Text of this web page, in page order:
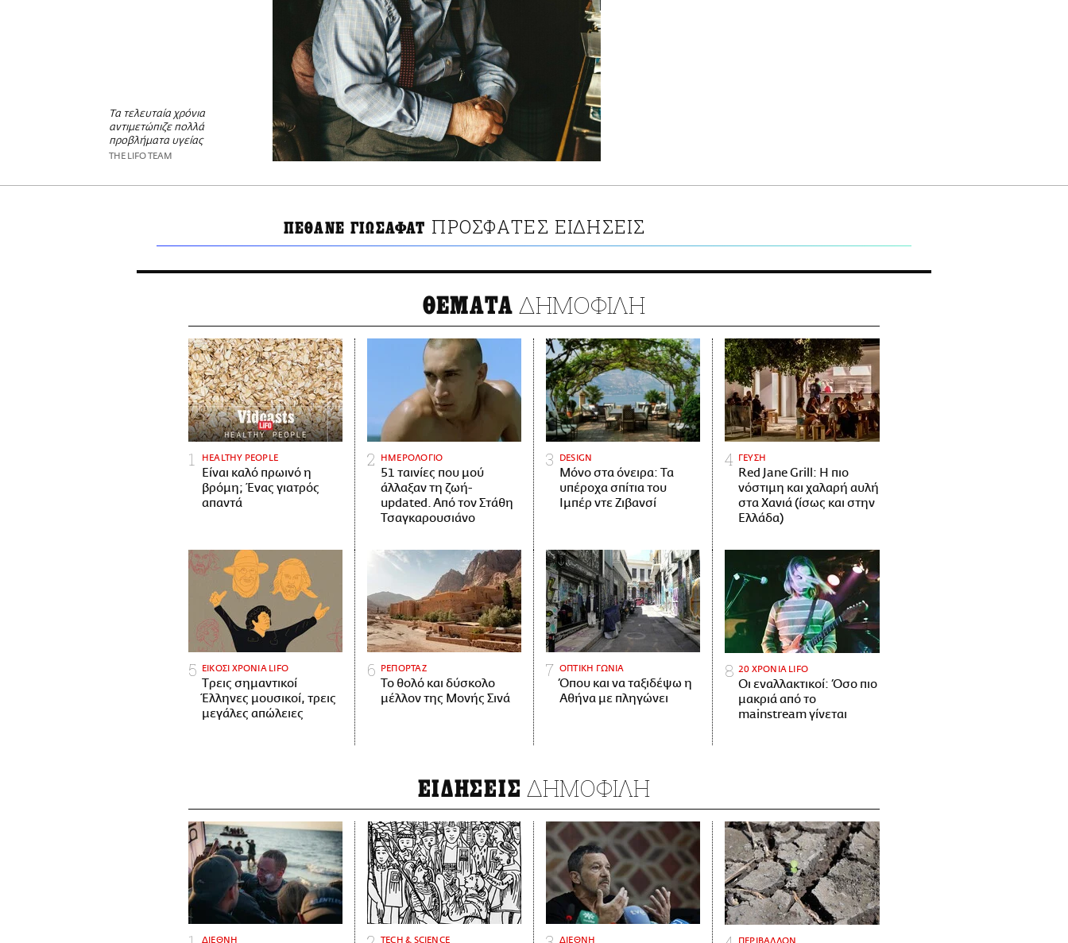
Τα τελευταία χρόνια
αντιμετώπιζε πολλά
προβλήματα υγείας
THE LIFO TEAM
ΠΕΘΑΝΕ ΓΙΩΣΑΦΑΤ ΠΡΟΣΦΑΤΕΣ ΕΙΔΗΣΕΙΣ
ΘΕΜΑΤΑ ΔΗΜΟΦΙΛΗ
HEALTHY PEOPLE
Είναι καλό πρωινό η
βρόμη; Ένας γιατρός
απαντά
ΗΜΕΡΟΛΟΓΙΟ
51 ταινίες που μού
άλλαξαν τη ζωή-
updated. Aπό τον Στάθη
Τσαγκαρουσιάνο
DESIGN
Μόνο στα όνειρα: Τα
υπέροχα σπίτια του
Ιμπέρ ντε Ζιβανσί
ΓΕΥΣΗ
Red Jane Grill: Η πιο
νόστιμη και χαλαρή αυλή
στα Χανιά (ίσως και στην
Ελλάδα)
ΕΙΚΟΣΙ ΧΡΟΝΙΑ LIFO
Tρεις σημαντικοί
Έλληνες μουσικοί, τρεις
μεγάλες απώλειες
ΡΕΠΟΡΤΑΖ
Το θολό και δύσκολο
μέλλον της Μονής Σινά
ΟΠΤΙΚΗ ΓΩΝΙΑ
Όπου και να ταξιδέψω η
Αθήνα με πληγώνει
20 ΧΡΟΝΙΑ LIFO
Οι εναλλακτικοί: Όσο πιο
μακριά από το
mainstream γίνεται
ΕΙΔΗΣΕΙΣ ΔΗΜΟΦΙΛΗ
ΔΙΕΘΝΗ ΤECH & SCIENCE ΔΙΕΘΝΗ ΠΕΡΙΒΑΛΛΟΝ